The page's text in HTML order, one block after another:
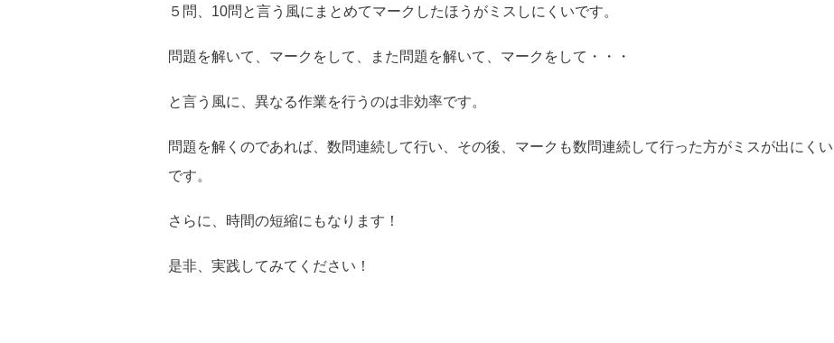
５問、10問と言う風にまとめてマークしたほうがミスしにくいです。
問題を解いて、マークをして、また問題を解いて、マークをして・・・
と言う風に、異なる作業を行うのは非効率です。
問題を解くのであれば、数問連続して行い、その後、マークも数問連続して行った方がミスが出にくい
です。
さらに、時間の短縮にもなります！
是非、実践してみてください！